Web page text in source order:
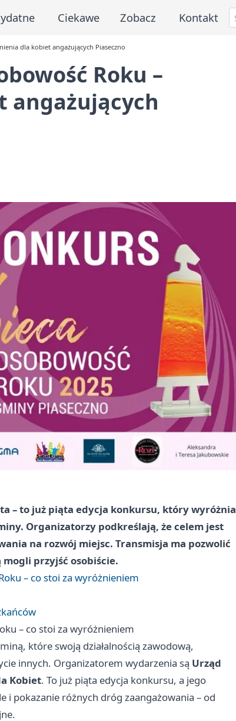
Ciekawe Zobacz Kontakt
dla kobiet angażujących Piaseczno
Roku –
angażujących
– to już piąta edycja konkursu, który wyróżnia
Organizatorzy podkreślają, że celem jest
na rozwój miejsc. Transmisja ma pozwolić
przyjść osobiście.
– co stoi za wyróżnieniem
– co stoi za wyróżnieniem
które swoją działalnością zawodową,
innych. Organizatorem wydarzenia są Urząd
Kobiet. To już piąta edycja konkursu, a jego
i pokazanie różnych dróg zaangażowania – od